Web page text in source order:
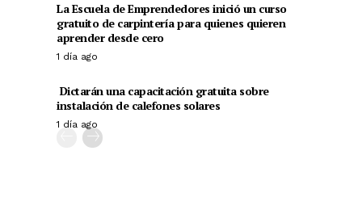
La Escuela de Emprendedores inició un curso
gratuito de carpintería para quienes quieren
aprender desde cero
1 día ago
Dictarán una capacitación gratuita sobre
instalación de calefones solares
1 día ago